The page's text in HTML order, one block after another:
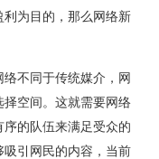
为目的，那么网络新
不同于传统媒介，网
择空间。这就需要网络
的队伍来满足受众的
引网民的内容，当前